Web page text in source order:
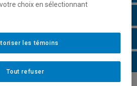
choix en sélectionnant
Tout refuser
les témoins